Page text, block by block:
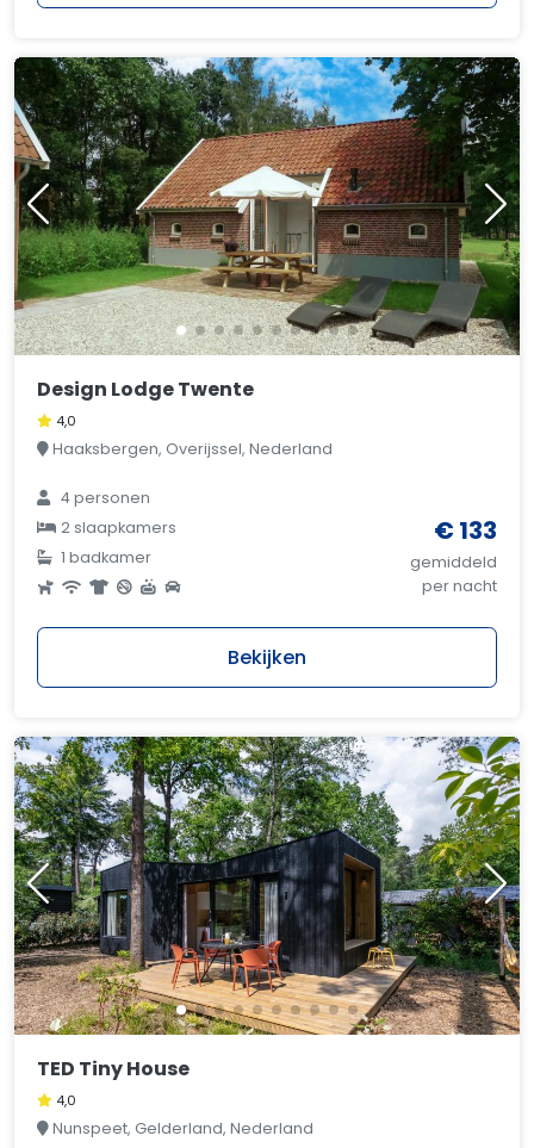
Design Lodge Twente
4,0
Haaksbergen, Overijssel, Nederland
4 personen
2 slaapkamers
1 badkamer
€ 133
gemiddeld
per nacht
Bekijken
TED Tiny House
4,0
Nunspeet, Gelderland, Nederland